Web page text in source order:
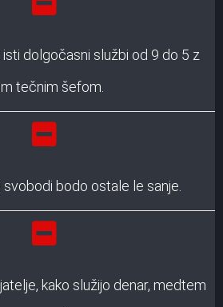
dolgočasni službi od 9 do 5 z
tečnim šefom.
svobodi bodo ostale le sanje.
kako služijo denar, medtem